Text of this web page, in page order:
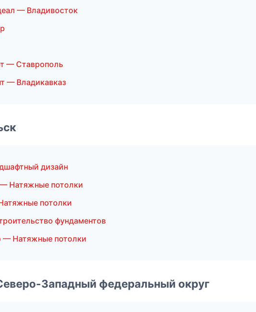
— Владивосток
— Ставрополь
— Владикавказ
дизайн
Натяжные потолки
потолки
фундаментов
— Натяжные потолки
Западный федеральный округ